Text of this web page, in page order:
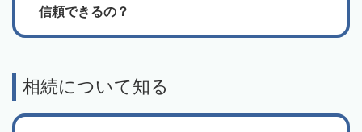
信頼できるの？
相続について知る